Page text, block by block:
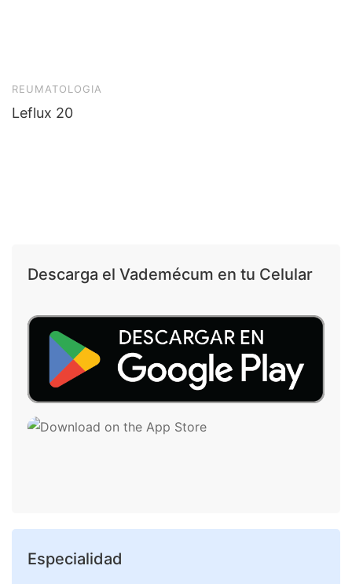
Descarga el Vademécum en tu Celular
Especialidad
REUMATOLOGIA
Leflux 20